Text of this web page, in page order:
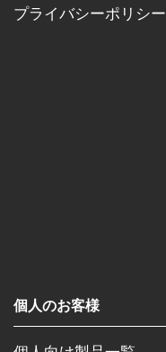
プライバシーポリシー
個人のお客様